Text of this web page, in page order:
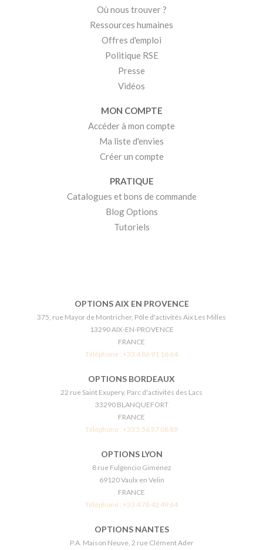
Où nous trouver ?
Ressources humaines
Offres d'emploi
Politique RSE
Presse
Vidéos
MON COMPTE
Accéder à mon compte
Ma liste d'envies
Créer un compte
PRATIQUE
Catalogues et bons de commande
Blog Options
Tutoriels
OPTIONS AIX EN PROVENCE
375, rue Mayor de Montricher, Pôle d'activités Aix Les Milles
13290 AIX-EN-PROVENCE
FRANCE
Téléphone : +33 4 86 91 16 64
OPTIONS BORDEAUX
22 rue Saint Exupery, Parc d'activités des Lacs
33290 BLANQUEFORT
FRANCE
Téléphone : +33 5 56 57 08 89
OPTIONS LYON
8 rue Fulgencio Gimenez
69120 Vaulx en Velin
FRANCE
Téléphone : +33 4 78 42 49 64
OPTIONS NANTES
P.A. Maison Neuve, 2 rue Clément Ader